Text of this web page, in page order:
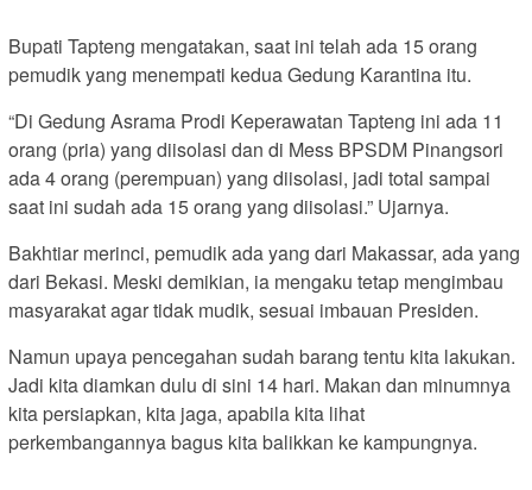
Bupati Tapteng mengatakan, saat ini telah ada 15 orang
pemudik yang menempati kedua Gedung Karantina itu.
“Di Gedung Asrama Prodi Keperawatan Tapteng ini ada 11
orang (pria) yang diisolasi dan di Mess BPSDM Pinangsori
ada 4 orang (perempuan) yang diisolasi, jadi total sampai
saat ini sudah ada 15 orang yang diisolasi.” Ujarnya.
Bakhtiar merinci, pemudik ada yang dari Makassar, ada yang
dari Bekasi. Meski demikian, ia mengaku tetap mengimbau
masyarakat agar tidak mudik, sesuai imbauan Presiden.
Namun upaya pencegahan sudah barang tentu kita lakukan.
Jadi kita diamkan dulu di sini 14 hari. Makan dan minumnya
kita persiapkan, kita jaga, apabila kita lihat
perkembangannya bagus kita balikkan ke kampungnya.